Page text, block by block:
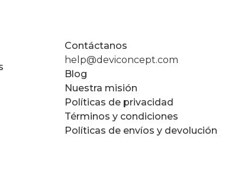
Contáctanos
help@deviconcept.com
Blog
Nuestra misión
Políticas de privacidad
Términos y condiciones
Políticas de envíos y devolución